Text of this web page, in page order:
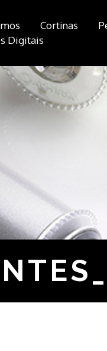
Cortinas
Digitais